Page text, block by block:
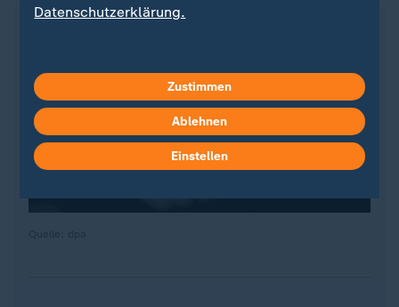
Datenschutzerklärung.
Zustimmen
Ablehnen
Einstellen